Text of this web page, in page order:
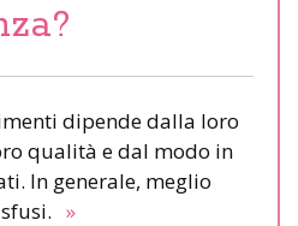
dipende dalla loro
qualità e dal modo in
In generale, meglio
»